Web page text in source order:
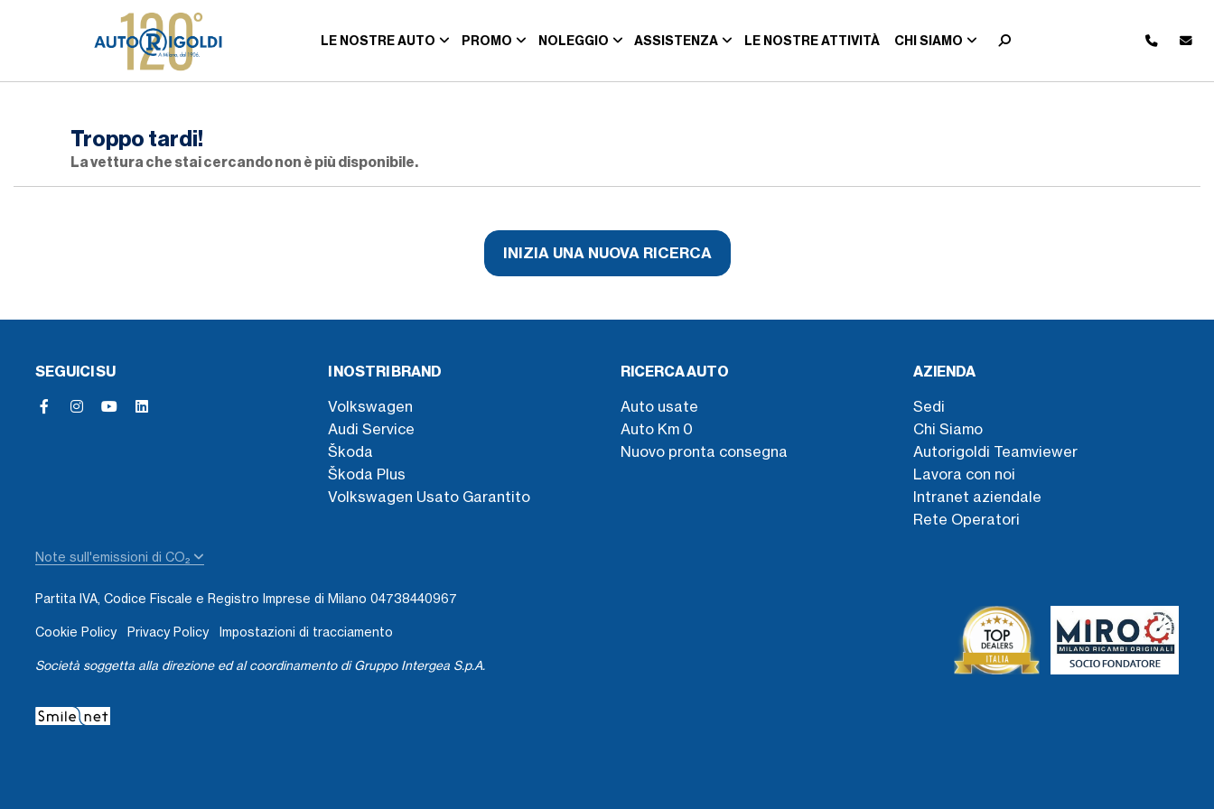
LE NOSTRE AUTO PROMO NOLEGGIO ASSISTENZA LE NOSTRE ATTIVITÀ CHI SIAMO
Troppo tardi!
La vettura che stai cercando non è più disponibile.
INIZIA UNA NUOVA RICERCA
SEGUICI SU I NOSTRI BRAND
Volkswagen
Audi Service
Škoda
Škoda Plus
Volkswagen Usato Garantito
RICERCA AUTO
Auto usate
Auto Km 0
Nuovo pronta consegna
AZIENDA
Sedi
Chi Siamo
Autorigoldi Teamviewer
Lavora con noi
Intranet aziendale
Rete Operatori
Note sull'emissioni di CO₂
Partita IVA, Codice Fiscale e Registro Imprese di Milano 04738440967
Cookie Policy Privacy Policy Impostazioni di tracciamento
Società soggetta alla direzione ed al coordinamento di Gruppo Intergea S.p.A.